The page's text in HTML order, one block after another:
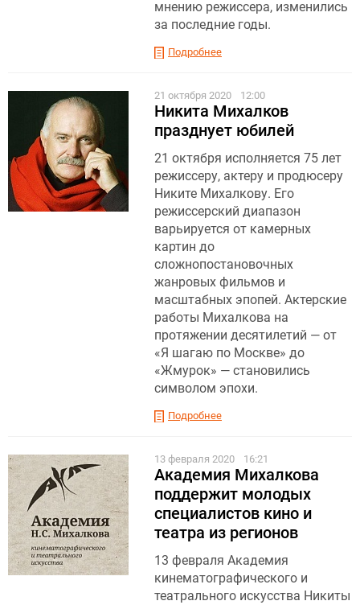
мнению режиссера, изменились
за последние годы.
Подробнее
21 октября 2020 12:00
Никита Михалков
празднует юбилей
21 октября исполняется 75 лет
режиссеру, актеру и продюсеру
Никите Михалкову. Его
режиссерский диапазон
варьируется от камерных
картин до
сложнопостановочных
жанровых фильмов и
масштабных эпопей. Актерские
работы Михалкова на
протяжении десятилетий — от
«Я шагаю по Москве» до
«Жмурок» — становились
символом эпохи.
Подробнее
13 февраля 2020 16:21
Академия Михалкова
поддержит молодых
специалистов кино и
театра из регионов
13 февраля Академия
кинематографического и
театрального искусства Никиты